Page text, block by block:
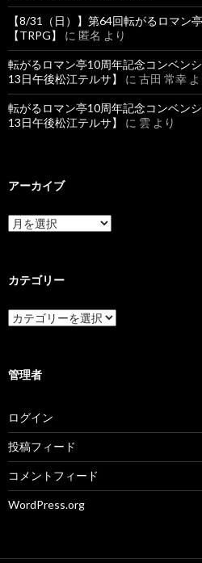
【8/31（日）】第64回転がるロマン
【TRPG】
に 匿名 より
転がるロマン亭10周年記念コンベン
13日午後松江テルサ】
に 古田 常幸 よ
転がるロマン亭10周年記念コンベン
13日午後松江テルサ】
に 雲 より
アーカイブ
ア
ー
ブ
カテゴリー
カ
テ
ー
管理者
ログイン
投稿フィード
コメントフィード
WordPress.org